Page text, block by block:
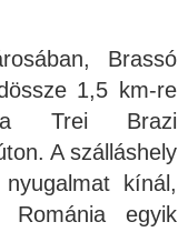
Brassó
1,5 km-re
a Trei Brazi
A szálláshely
kínál,
Románia egyik